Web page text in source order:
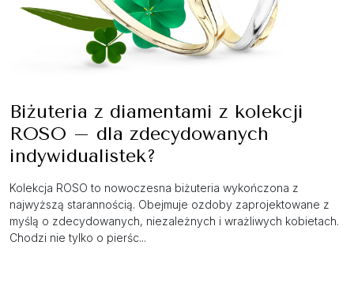
Biżuteria z diamentami z kolekcji
ROSO – dla zdecydowanych
indywidualistek?
Kolekcja ROSO to nowoczesna biżuteria wykończona z
najwyższą starannością. Obejmuje ozdoby zaprojektowane z
myślą o zdecydowanych, niezależnych i wrażliwych kobietach.
Chodzi nie tylko o pierśc...